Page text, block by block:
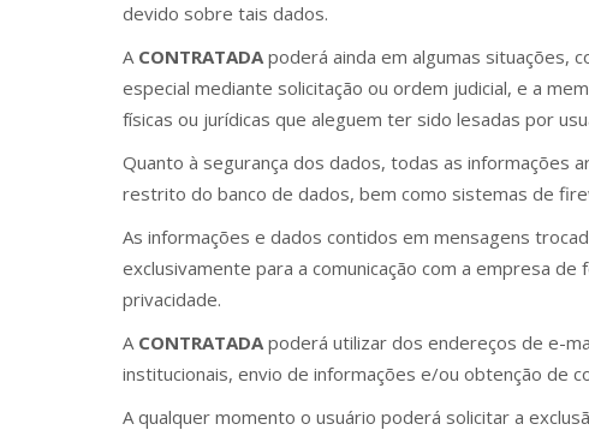
devido sobre tais dados.
A CONTRATADApoderá ainda em algumas situações,
especial mediante solicitação ou ordem judicial, e a
físicas ou jurídicas que aleguem ter sido lesadas por
Quanto à segurança dos dados, todas as informações
restrito do banco de dados, bem como sistemas de
As informações e dados contidos em mensagens
exclusivamente para a comunicação com a empresa
privacidade.
A CONTRATADApoderá utilizar dos endereços de e-
institucionais, envio de informações e/ou obtenção de
A qualquer momento o usuário poderá solicitar a